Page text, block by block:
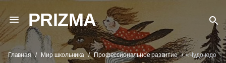
PRIZMA
Главная Мир школьника Профессиональное развитие
«Чудо-юдо